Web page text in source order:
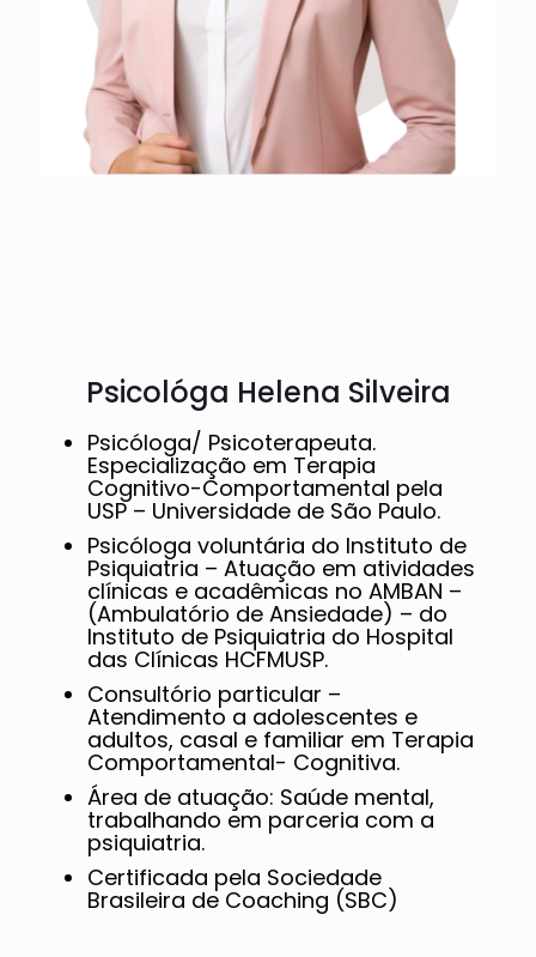
Psicológa Helena Silveira
Psicóloga/ Psicoterapeuta.
Especialização em Terapia
Cognitivo-Comportamental pela
USP – Universidade de São Paulo.
Psicóloga voluntária do Instituto de
Psiquiatria – Atuação em atividades
clínicas e acadêmicas no AMBAN –
(Ambulatório de Ansiedade) – do
Instituto de Psiquiatria do Hospital
das Clínicas HCFMUSP.
Consultório particular –
Atendimento a adolescentes e
adultos, casal e familiar em Terapia
Comportamental- Cognitiva.
Área de atuação: Saúde mental,
trabalhando em parceria com a
psiquiatria.
Certificada pela Sociedade
Brasileira de Coaching (SBC)